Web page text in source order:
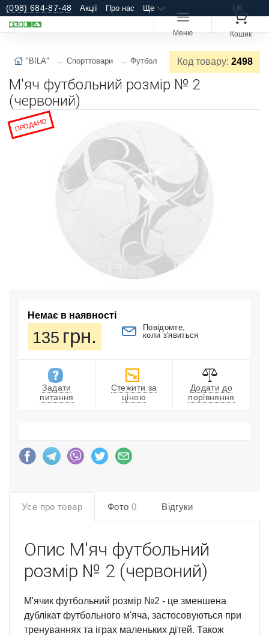
(098) 684-87-48 Акції Про нас Ще UK
Меню Кошик
Код товару: 2498
"BILA" Спорттовари Футбол
М'яч футбольний розмір № 2
(червоний)
ПРОДАНО
Немає в наявності
135 грн.
Повідомте,
коли з'явиться
Задати
питання
Стежити за
ціною
Додати до
порівняння
Усе про товар Фото 0 Відгуки
Опис М'яч футбольний
розмір № 2 (червоний)
М'ячик футбольний розмір №2 - це зменшена
дублікат футбольного м'яча, застосовуються при
тренуваннях та іграх маленьких дітей. Також